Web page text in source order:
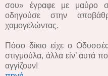
σου» έγραφε με μαύρο
οδηγούσε στην
χαμογελώντας.
Πόσο δίκιο είχε ο
στιγμούλα, άλλα είν’ αυτά
αγγίζουν!